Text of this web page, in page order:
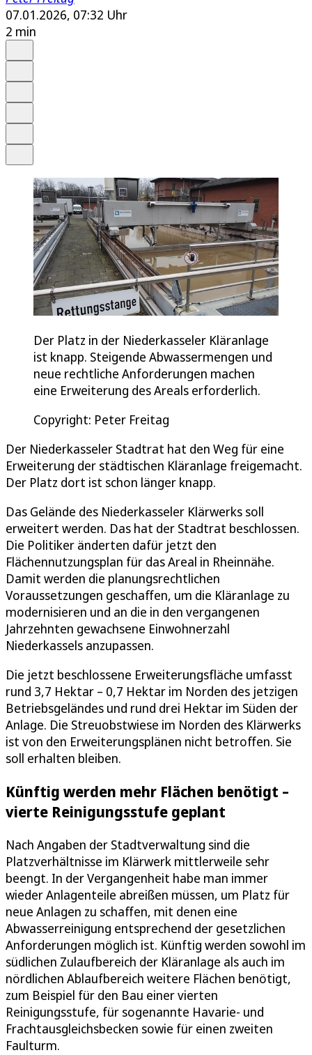
07.01.2026, 07:32 Uhr
2 min
Der Platz in der Niederkasseler Kläranlage
ist knapp. Steigende Abwassermengen und
neue rechtliche Anforderungen machen
eine Erweiterung des Areals erforderlich.
Copyright: Peter Freitag
Der Niederkasseler Stadtrat hat den Weg für eine
Erweiterung der städtischen Kläranlage freigemacht.
Der Platz dort ist schon länger knapp.
Das Gelände des Niederkasseler Klärwerks soll
erweitert werden. Das hat der Stadtrat beschlossen.
Die Politiker änderten dafür jetzt den
Flächennutzungsplan für das Areal in Rheinnähe.
Damit werden die planungsrechtlichen
Voraussetzungen geschaffen, um die Kläranlage zu
modernisieren und an die in den vergangenen
Jahrzehnten gewachsene Einwohnerzahl
Niederkassels anzupassen.
Die jetzt beschlossene Erweiterungsfläche umfasst
rund 3,7 Hektar – 0,7 Hektar im Norden des jetzigen
Betriebsgeländes und rund drei Hektar im Süden der
Anlage. Die Streuobstwiese im Norden des Klärwerks
ist von den Erweiterungsplänen nicht betroffen. Sie
soll erhalten bleiben.
Künftig werden mehr Flächen benötigt –
vierte Reinigungsstufe geplant
Nach Angaben der Stadtverwaltung sind die
Platzverhältnisse im Klärwerk mittlerweile sehr
beengt. In der Vergangenheit habe man immer
wieder Anlagenteile abreißen müssen, um Platz für
neue Anlagen zu schaffen, mit denen eine
Abwasserreinigung entsprechend der gesetzlichen
Anforderungen möglich ist. Künftig werden sowohl im
südlichen Zulaufbereich der Kläranlage als auch im
nördlichen Ablaufbereich weitere Flächen benötigt,
zum Beispiel für den Bau einer vierten
Reinigungsstufe, für sogenannte Havarie- und
Frachtausgleichsbecken sowie für einen zweiten
Faulturm.